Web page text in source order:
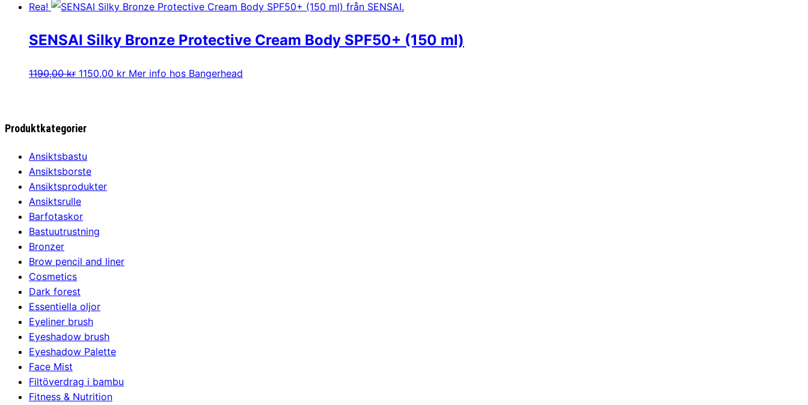
Rea!
SENSAI Silky Bronze Protective Cream Body SPF50+ (150 ml)
1190,00kr Det
var:
1150,00 krDet
Mer info hos Bangerhead
Produktkategorier
Ansiktsbastu
Ansiktsborste
Ansiktsprodukter
Ansiktsrulle
Barfotaskor
Bastuutrustning
Bronzer
Brow pencil and liner
Cosmetics
Dark forest
Essentiella oljor
Eyeliner brush
Eyeshadow brush
Eyeshadow Palette
Face Mist
Filtöverdrag i bambu
Fitness & Nutrition